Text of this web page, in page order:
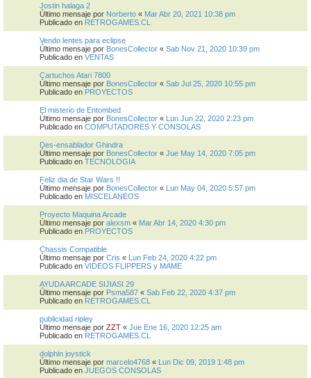
Jostin halaga 2
Último mensaje por Norberto « Mar Abr 20, 2021 10:38 pm
Publicado en RETROGAMES.CL
Vendo lentes para eclipse
Último mensaje por BonesCollector « Sab Nov 21, 2020 10:39 pm
Publicado en VENTAS
Cartuchos Atari 7800
Último mensaje por BonesCollector « Sab Jul 25, 2020 10:55 pm
Publicado en PROYECTOS
El misterio de Entombed
Último mensaje por BonesCollector « Lun Jun 22, 2020 2:23 pm
Publicado en COMPUTADORES Y CONSOLAS
Des-ensablador Ghindra
Último mensaje por BonesCollector « Jue May 14, 2020 7:05 pm
Publicado en TECNOLOGIA
Feliz dia de Star Wars !!
Último mensaje por BonesCollector « Lun May 04, 2020 5:57 pm
Publicado en MISCELANEOS
Proyecto Maquina Arcade
Último mensaje por alexsm « Mar Abr 14, 2020 4:30 pm
Publicado en PROYECTOS
Chassis Compatible
Último mensaje por Cris « Lun Feb 24, 2020 4:22 pm
Publicado en VIDEOS FLIPPERS y MAME
AYUDA ARCADE SIJIASI 29
Último mensaje por Psma587 « Sab Feb 22, 2020 4:37 pm
Publicado en RETROGAMES.CL
publicidad ripley
Último mensaje por ZZT « Jue Ene 16, 2020 12:25 am
Publicado en RETROGAMES.CL
dolphin joystick
Último mensaje por marcelo4768 « Lun Dic 09, 2019 1:48 pm
Publicado en JUEGOS CONSOLAS